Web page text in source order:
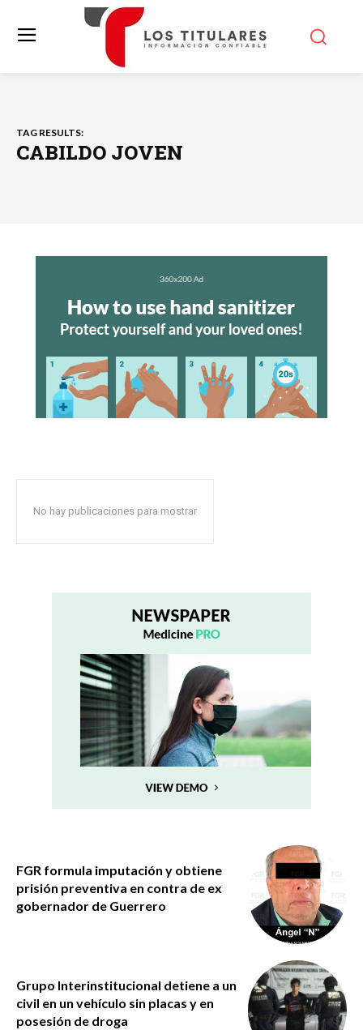
TAG RESULTS:
CABILDO JOVEN
No hay publicaciones para mostrar
FGR formula imputación y obtiene
prisión preventiva en contra de ex
gobernador de Guerrero
Grupo Interinstitucional detiene a un
civil en un vehículo sin placas y en
posesión de droga